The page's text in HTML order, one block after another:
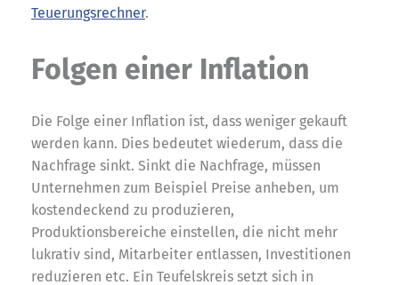
Teuerungsrechner.
Folgen einer Inflation
Die Folge einer Inflation ist, dass weniger gekauft
werden kann. Dies bedeutet wiederum, dass die
Nachfrage sinkt. Sinkt die Nachfrage, müssen
Unternehmen zum Beispiel Preise anheben, um
kostendeckend zu produzieren,
Produktionsbereiche einstellen, die nicht mehr
lukrativ sind, Mitarbeiter entlassen, Investitionen
reduzieren etc. Ein Teufelskreis setzt sich in